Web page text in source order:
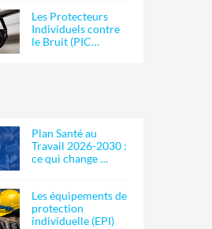
Les Protecteurs
Individuels contre
le Bruit (PIC…
Plan Santé au
Travail 2026-2030 :
ce qui change …
Les équipements de
protection
individuelle (EPI)